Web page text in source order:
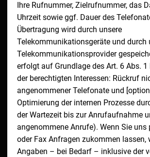
Ihre Rufnummer, Zielrufnummer, das
Uhrzeit sowie ggf. Dauer des
Übertragung wird durch unsere
Telekommunikationsgeräte und durch
Telekommunikationsprovider
erfolgt auf Grundlage des Art. 6 Abs.
der berechtigten Interessen: Rückruf
angenommener Telefonate und
Optimierung der internen Prozesse
der Wartezeit bis zur Anrufaufnahme
angenommene Anrufe). Wenn Sie uns
oder Fax Anfragen zukommen lassen,
Angaben – bei Bedarf – inklusive der